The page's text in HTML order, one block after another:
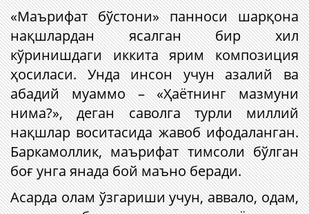
«Маърифат бўстони» панноси шарқона
нақшлардан ясалган бир хил
кўринишдаги иккита ярим композиция
ҳосиласи. Унда инсон учун азалий ва
абадий муаммо – «Ҳаётнинг мазмуни
нима?», деган саволга турли миллий
нақшлар воситасида жавоб ифодаланган.
Баркамоллик, маърифат тимсоли бўлган
боғ унга янада бой маъно беради.
Асарда олам ўзгариши учун, аввало, одам,